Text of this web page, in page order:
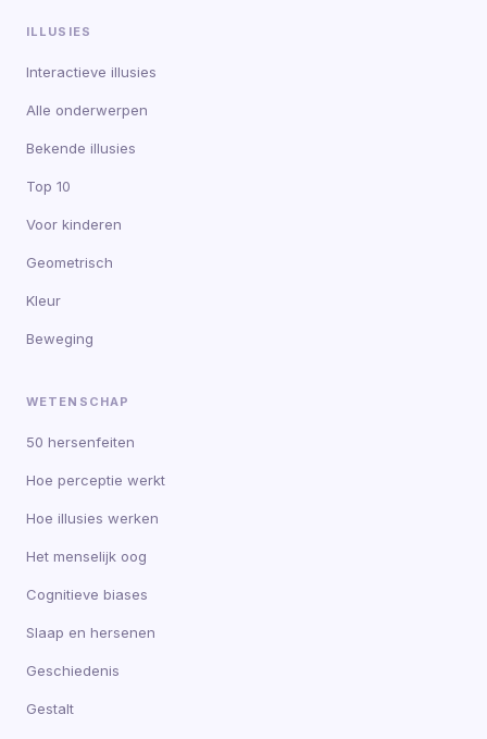
ILLUSIES
Interactieve illusies
Alle onderwerpen
Bekende illusies
Top 10
Voor kinderen
Geometrisch
Kleur
Beweging
WETENSCHAP
50 hersenfeiten
Hoe perceptie werkt
Hoe illusies werken
Het menselijk oog
Cognitieve biases
Slaap en hersenen
Geschiedenis
Gestalt